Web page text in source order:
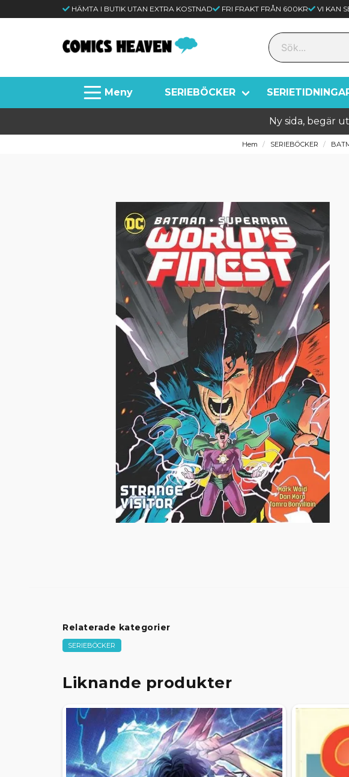
HÄMTA I BUTIK UTAN EXTRA KOSTNAD FRI FRAKT FRÅN 600KR VI KAN
SERIEBÖCKER
Ny sida, begär
Hem SERIEBÖCKER
Relaterade kategorier
SERIEBÖCKER
Liknande produkter